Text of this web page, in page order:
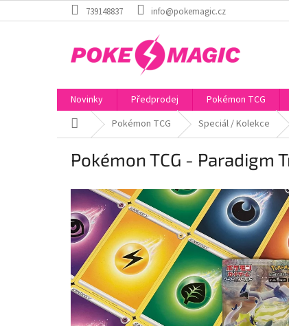
na
739148837 info@pokemagic.cz
Novinky Předprodej Pokémon TCG
Domů Pokémon TCG Speciál / Kolekce
Pokémon TCG - Paradigm